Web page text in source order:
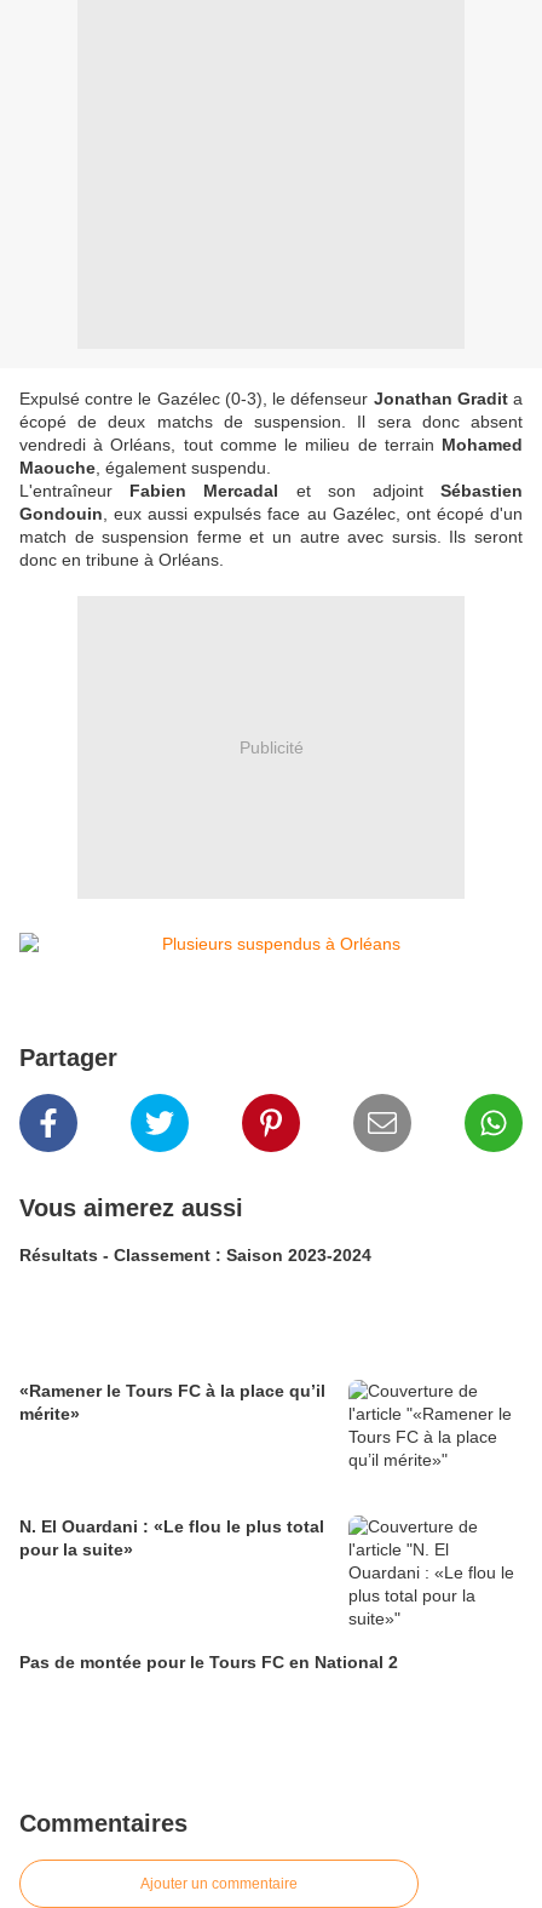
Expulsé contre le Gazélec (0-3), le défenseur Jonathan Gradita
écopé de deux matchs de suspension. Il sera donc absent
vendredi à Orléans, tout comme le milieu de terrain Mohamed
Maouche , également suspendu.
L'entraîneur Fabien Mercadal et son adjointSébastien
Gondouin , eux aussi expulsés face au Gazélec, ont écopé d'un
match de suspension ferme et un autre avec sursis. Ils seront
donc en tribune à Orléans.
Publicité
Partager
Vous aimerez aussi
Résultats - Classement : Saison 2023-2024
«Ramener le Tours FC à la place qu’il
mérite»
N. El Ouardani : «Le flou le plus total
pour la suite»
Pas de montée pour le Tours FC en National 2
Commentaires
Ajouter un commentaire